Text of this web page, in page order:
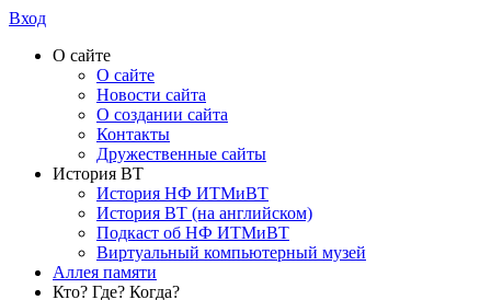
Вход
О сайте
О сайте
Новости сайта
О создании сайта
Контакты
Дружественные сайты
История ВТ
История НФ ИТМиВТ
История ВТ (на английском)
Подкаст об НФ ИТМиВТ
Виртуальный компьютерный музей
Аллея памяти
Кто? Где? Когда?